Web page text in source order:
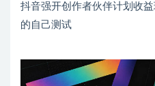
抖音强开创作者伙伴计划收
的自己测试